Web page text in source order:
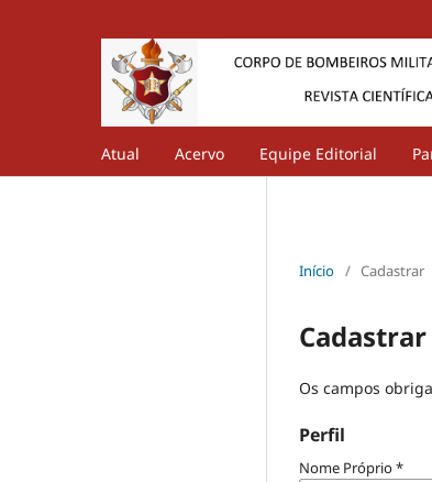
Atual Acervo Equipe Editorial
Início / Cadastrar
Cadastrar
Os campos
Perfil
Nome Próprio*